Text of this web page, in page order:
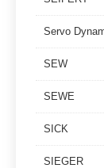
Servo
SEW
SEWE
SICK
SIEGER